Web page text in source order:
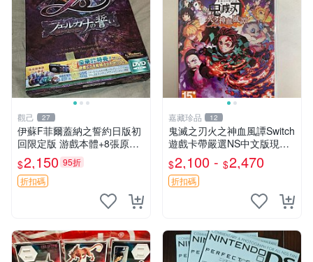
觀己 27
伊蘇F菲爾蓋納之誓約日版初
回限定版 游戲本體+8張原聲
CD 大盒裝 憑證齊全 輕便好
運輸 F傳奇啟程 日版收藏 游
戲大作
$2,150 95折
折扣碼
嘉藏珍品 12
鬼滅之刃火之神血風譚Switch
遊戲卡帶嚴選NS中文版現貨
鬼滅之刃 Switch 中文 游戲卡
帶 發貨快
$2,100 - $2,470
折扣碼